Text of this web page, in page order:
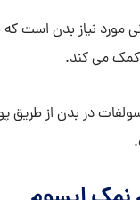
مورد نیاز بدن است که
کمک می کند.
سولفات در بدن از